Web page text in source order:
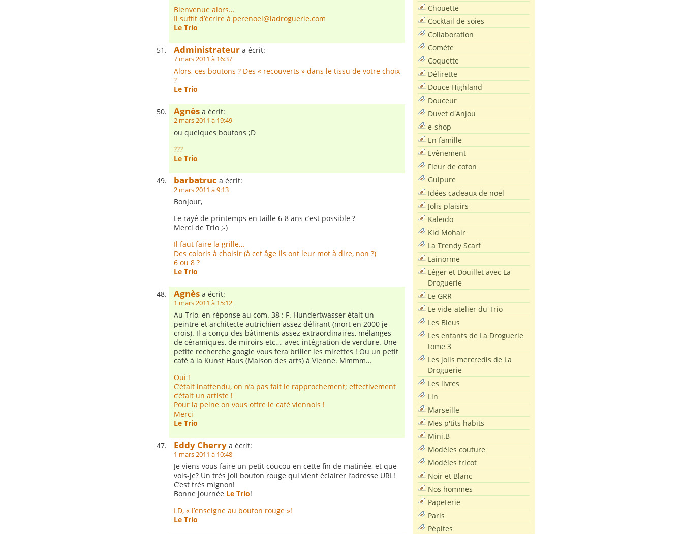
Bienvenue alors…
Il suffit d’écrire à perenoel@ladroguerie.com
Le Trio
Administrateur a écrit:
7 mars 2011 à 16:37
Alors, ces boutons ? Des « recouverts » dans le tissu de votre choix
?
Le Trio
Agnès a écrit:
2 mars 2011 à 19:49
ou quelques boutons ;D
???
Le Trio
barbatruc a écrit:
2 mars 2011 à 9:13
Bonjour,
Le rayé de printemps en taille 6-8 ans c’est possible ?
Merci de Trio ;-)
Il faut faire la grille…
Des coloris à choisir (à cet âge ils ont leur mot à dire, non ?)
6 ou 8 ?
Le Trio
Agnès a écrit:
1 mars 2011 à 15:12
Au Trio, en réponse au com. 38 : F. Hundertwasser était un
peintre et architecte autrichien assez délirant (mort en 2000 je
crois). Il a conçu des bâtiments assez extraordinaires, mélanges
de céramiques, de miroirs etc…, avec intégration de verdure. Une
petite recherche google vous fera briller les mirettes ! Ou un petit
café à la Kunst Haus (Maison des arts) à Vienne. Mmmm…
Oui !
C’était inattendu, on n’a pas fait le rapprochement; effectivement
c’était un artiste !
Pour la peine on vous offre le café viennois !
Merci
Le Trio
Eddy Cherry a écrit:
1 mars 2011 à 10:48
Je viens vous faire un petit coucou en cette fin de matinée, et que
vois-je? Un très joli bouton rouge qui vient éclairer l’adresse URL!
C’est très mignon!
Bonne journée Le Trio!
LD, « l’enseigne au bouton rouge »!
Le Trio
Chouette
Cocktail de soies
Collaboration
Comète
Coquette
Délirette
Douce Highland
Douceur
Duvet d'Anjou
e-shop
En famille
Evènement
Fleur de coton
Guipure
Idées cadeaux de noël
Jolis plaisirs
Kaleïdo
Kid Mohair
La Trendy Scarf
Lainorme
Léger et Douillet avec La
Droguerie
Le GRR
Le vide-atelier du Trio
Les Bleus
Les enfants de La Droguerie
tome 3
Les jolis mercredis de La
Droguerie
Les livres
Lin
Marseille
Mes p'tits habits
Mini.B
Modèles couture
Modèles tricot
Noir et Blanc
Nos hommes
Papeterie
Paris
Pépites